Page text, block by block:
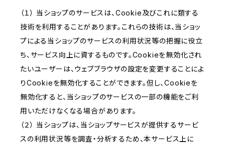
（１） 当ショップのサービスは、Cookie及びこれに類する
技術を利用することがあります。これらの技術は、当ショッ
プによる当ショップのサービスの利用状況等の把握に役立
ち、サービス向上に資するものです。Cookieを無効化され
たいユーザーは、ウェブブラウザの設定を変更することによ
りCookieを無効化することができます。但し、Cookieを
無効化すると、当ショップのサービスの一部の機能をご利
用いただけなくなる場合があります。
（２） 当ショップは、当ショップサービスが提供するサービ
スの利用状況等を調査・分析するため、本サービス上に